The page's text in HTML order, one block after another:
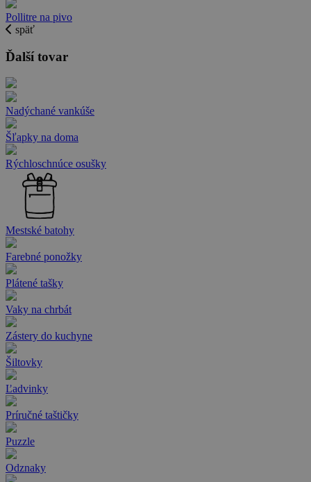
Pollitre na pivo
späť
Ďalší tovar
Nadýchané vankúše
Šľapky na doma
Rýchloschnúce osušky
Mestské batohy
Farebné ponožky
Plátené tašky
Vaky na chrbát
Zástery do kuchyne
Šiltovky
Ľadvinky
Príručné taštičky
Puzzle
Odznaky